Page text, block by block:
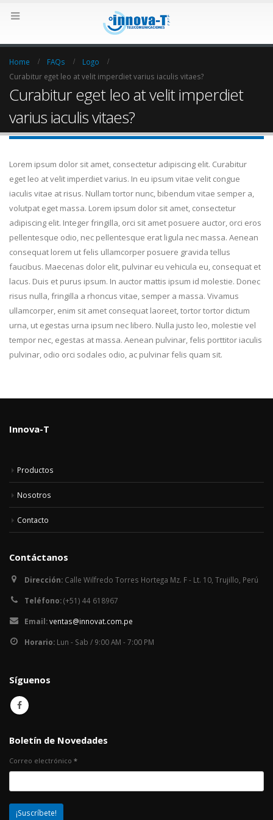
Home FAQs
Logo
Curabitur eget leo at velit imperdiet varius iaculis vitaes?
Curabitur eget leo at velit imperdiet
varius iaculis vitaes?
Lorem ipsum dolor sit amet, consectetur adipiscing elit. Curabitur
eget leo at velit imperdiet varius. In eu ipsum vitae velit congue
iaculis vitae at risus. Nullam tortor nunc, bibendum vitae semper a,
volutpat eget massa. Lorem ipsum dolor sit amet, consectetur
adipiscing elit. Integer fringilla, orci sit amet posuere auctor, orci eros
pellentesque odio, nec pellentesque erat ligula nec massa. Aenean
consequat lorem ut felis ullamcorper posuere gravida tellus
faucibus. Maecenas dolor elit, pulvinar eu vehicula eu, consequat et
lacus. Duis et purus ipsum. In auctor mattis ipsum id molestie. Donec
risus nulla, fringilla a rhoncus vitae, semper a massa. Vivamus
ullamcorper, enim sit amet consequat laoreet, tortor tortor dictum
urna, ut egestas urna ipsum nec libero. Nulla justo leo, molestie vel
tempor nec, egestas at massa. Aenean pulvinar, felis porttitor iaculis
pulvinar, odio orci sodales odio, ac pulvinar felis quam sit.
Innova-T
Productos
Nosotros
Contacto
Contáctanos
Dirección: Calle Wilfredo Torres Hortega Mz. F - Lt. 10, Trujillo, Perú
Teléfono:(+51) 44 618967
Email:ventas@innovat.com.pe
Horario: Lun - Sab / 9:00 AM - 7:00 PM
Síguenos
Boletín de Novedades
Correo electrónico *